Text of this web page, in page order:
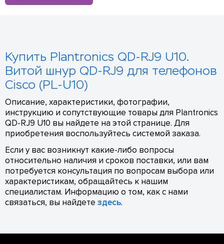
Купить Plantronics QD-RJ9 U10.
Витой шнур QD-RJ9 для телефонов
Cisco (PL-U10)
Описание, характеристики, фотографии,
инструкцию и сопутствующие товары для Plantronics
QD-RJ9 U10 вы найдете на этой странице. Для
приобретения воспользуйтесь системой заказа.
Если у вас возникнут какие-либо вопросы
относительно наличия и сроков поставки, или вам
потребуется консультация по вопросам выбора или
характеристикам, обращайтесь к нашим
специалистам. Информацию о том, как с нами
связаться, вы найдете здесь.